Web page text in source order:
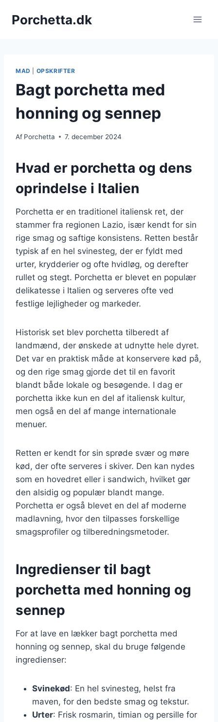
Porchetta.dk
MAD OPSKRIFTER
Bagt porchetta med
honning og sennep
Af Porchetta 7. december 2024
Hvad er porchetta og dens
oprindelse i Italien
Porchetta er en traditionel italiensk ret, der
stammer fra regionen Lazio, især kendt for sin
rige smag og saftige konsistens. Retten består
typisk af en hel svinesteg, der er fyldt med
urter, krydderier og ofte hvidløg, og derefter
rullet og stegt. Porchetta er blevet en populær
delikatesse i Italien og serveres ofte ved
festlige lejligheder og markeder.
Historisk set blev porchetta tilberedt af
landmænd, der ønskede at udnytte hele dyret.
Det var en praktisk måde at konservere kød på,
og den rige smag gjorde det til en favorit
blandt både lokale og besøgende. I dag er
porchetta ikke kun en del af italiensk kultur,
men også en del af mange internationale
menuer.
Retten er kendt for sin sprøde svær og møre
kød, der ofte serveres i skiver. Den kan nydes
som en hovedret eller i sandwich, hvilket gør
den alsidig og populær blandt mange.
Porchetta er også blevet en del af moderne
madlavning, hvor den tilpasses forskellige
smagsprofiler og tilberedningsmetoder.
Ingredienser til bagt
porchetta med honning og
sennep
For at lave en lækker bagt porchetta med
honning og sennep, skal du bruge følgende
ingredienser:
Svinekød: En hel svinesteg, helst fra
maven, for den bedste smag og tekstur.
Urter: Frisk rosmarin, timian og persille for